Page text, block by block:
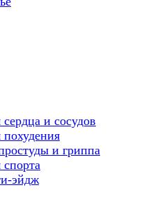
и сосудов
и гриппа
эйдж